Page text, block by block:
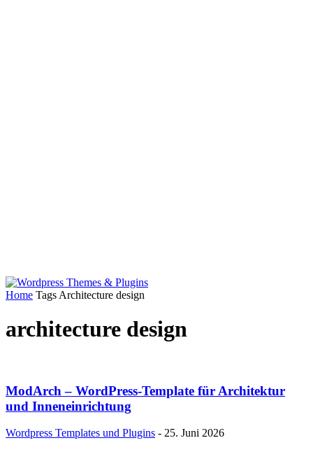
Home Tags Architecture design
architecture design
ModArch – WordPress-Template für Architektur
und Inneneinrichtung
Wordpress Templates und Plugins - 25. Juni 2026